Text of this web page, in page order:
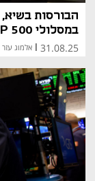
הבורסות
במסלולי S&P 500 עשו תשואה עלובה?
31.08.25
| אלמוג עזר